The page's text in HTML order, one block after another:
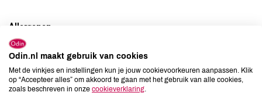
Allergenen
Aardnoten
Gluten
onbekend
Odin.nl maakt gebruik van cookies
Met de vinkjes en instellingen kun je jouw cookievoorkeuren aanpassen. Klik
op “Accepteer alles” om akkoord te gaan met het gebruik van alle cookies,
zoals beschreven in onze cookieverklaring.